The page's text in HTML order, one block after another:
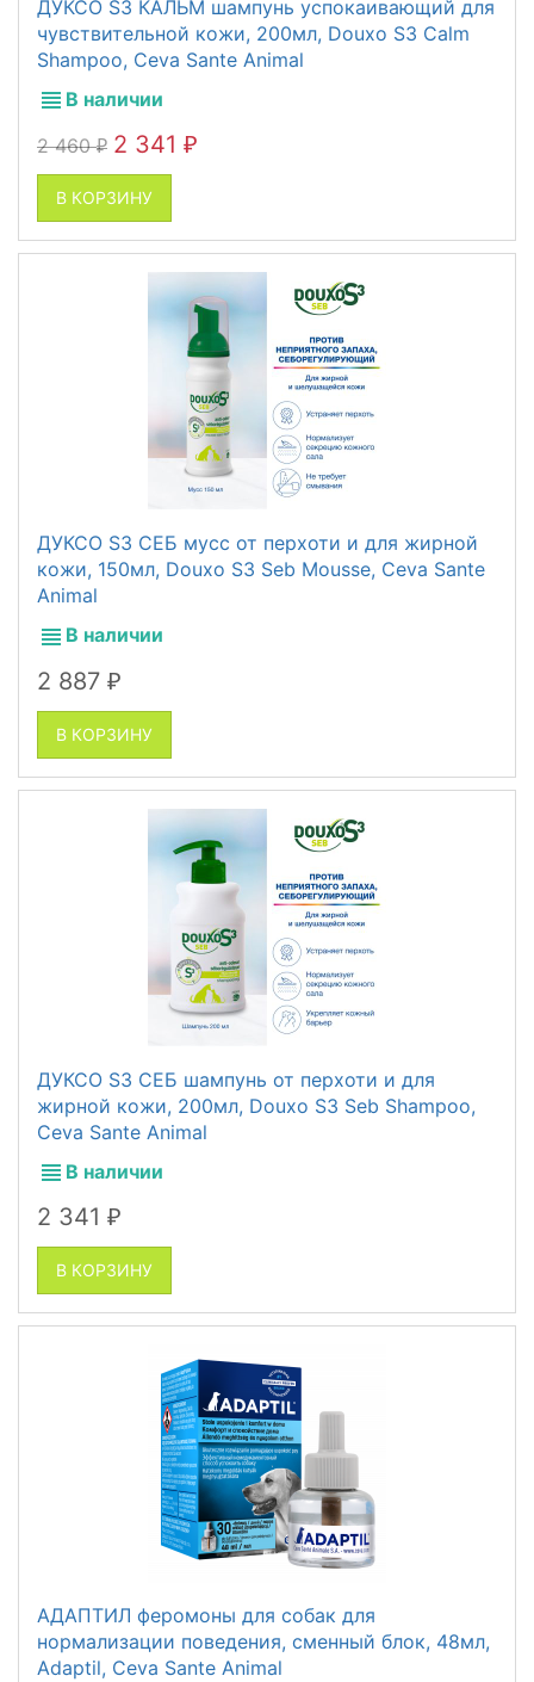
ДУКСО S3 КАЛЬМ шампунь успокаивающий для
чувствительной кожи, 200мл, Douxo S3 Calm
Shampoo, Ceva Sante Animal
В наличии
2 460₽ 2 341 ₽
В КОРЗИНУ
ДУКСО S3 СЕБ мусс от перхоти и для жирной
кожи, 150мл, Douxo S3 Seb Mousse, Ceva Sante
Animal
В наличии
2 887 ₽
В КОРЗИНУ
ДУКСО S3 СЕБ шампунь от перхоти и для
жирной кожи, 200мл, Douxo S3 Seb Shampoo,
Ceva Sante Animal
В наличии
2 341 ₽
В КОРЗИНУ
АДАПТИЛ феромоны для собак для
нормализации поведения, сменный блок, 48мл,
Adaptil, Ceva Sante Animal